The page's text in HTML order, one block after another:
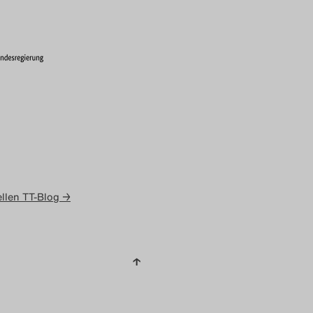
TT-Blog →
↑